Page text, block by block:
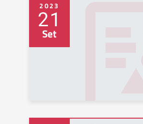
2023
21
Set